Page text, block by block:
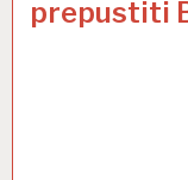
prepustiti